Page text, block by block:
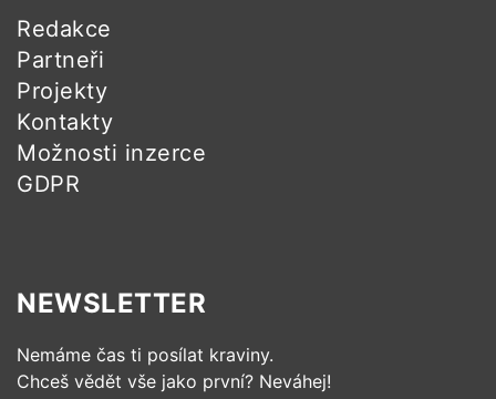
Redakce
Partneři
Projekty
Kontakty
Možnosti inzerce
GDPR
NEWSLETTER
Nemáme čas ti posílat kraviny.
Chceš vědět vše jako první? Neváhej!